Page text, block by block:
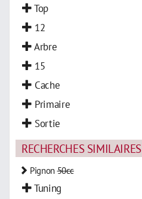
Top
12
Arbre
15
Cache
Primaire
Sortie
RECHERCHES SIMILAIRES
Pignon50cc
Tuning